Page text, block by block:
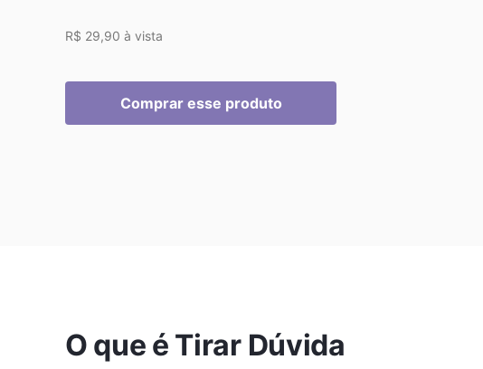
R$ 29,90 à vista
O que é Tirar Dúvida